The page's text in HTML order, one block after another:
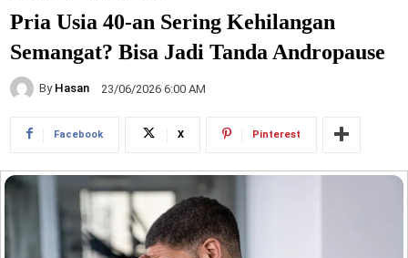
Pria Usia 40-an Sering Kehilangan
Semangat? Bisa Jadi Tanda Andropause
By Hasan 23/06/2026 6:00 AM
Facebook X Pinterest